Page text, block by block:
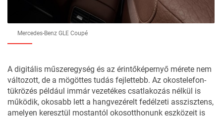
Mercedes-Benz GLE Coupé
A digitális műszeregység és az érintőképernyő mérete nem
változott, de a mögöttes tudás fejlettebb. Az okostelefon-
tükrözés például immár vezetékes csatlakozás nélkül is
működik, okosabb lett a hangvezérelt fedélzeti asszisztens,
amelyen keresztül mostantól okosotthonunk eszközeit is